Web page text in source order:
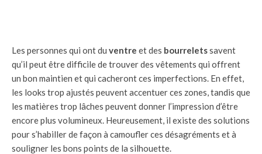
Les personnes qui ont du ventre et des bourreletssavent
qu’il peut être difficile de trouver des vêtements qui offrent
un bon maintien et qui cacheront ces imperfections. En effet,
les looks trop ajustés peuvent accentuer ces zones, tandis que
les matières trop lâches peuvent donner l’impression d’être
encore plus volumineux. Heureusement, il existe des solutions
pour s’habiller de façon à camoufler ces désagréments et à
souligner les bons points de la silhouette.